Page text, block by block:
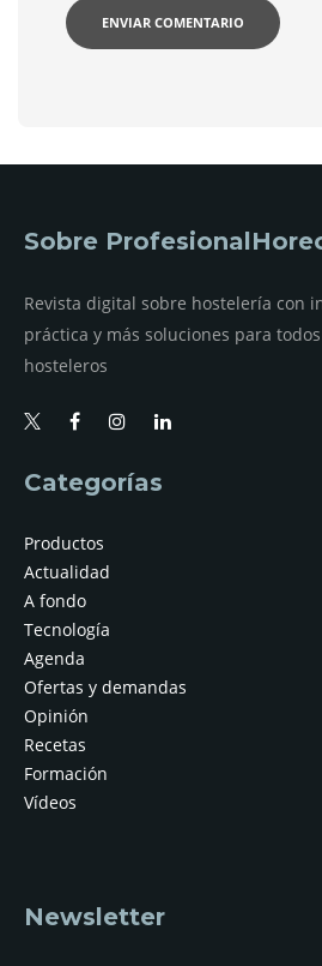
Sobre
Revista digital sobre hostelería con
práctica y más soluciones para
hosteleros
Categorías
Productos
Actualidad
A fondo
Tecnología
Agenda
Ofertas y demandas
Opinión
Recetas
Formación
Vídeos
Newsletter